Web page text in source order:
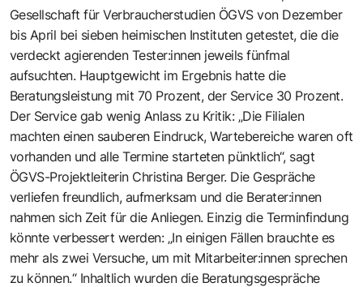
Gesellschaft für Verbraucherstudien ÖGVS von Dezember
bis April bei sieben heimischen Instituten getestet, die die
verdeckt agierenden Tester:innen jeweils fünfmal
aufsuchten. Hauptgewicht im Ergebnis ­hatte die
Beratungsleistung mit 70 Prozent, der Service 30 Prozent.
Der Service gab wenig Anlass zu Kritik: „Die Filialen
machten einen sauberen Eindruck, Wartebereiche waren oft
vorhanden und alle Termine starteten pünktlich“, sagt
ÖGVS-Projektleiterin Christina Berger. Die Gespräche
verliefen freundlich, aufmerksam und die Berater:innen
nahmen sich Zeit für die Anliegen. Einzig die Terminfindung
könnte verbessert werden: „In einigen Fällen brauchte es
mehr als zwei Versuche, um mit Mitarbeiter:innen sprechen
zu können.“ Inhaltlich wurden die Beratungsgespräche